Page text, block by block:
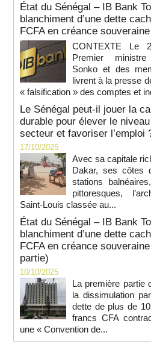
État du Sénégal – IB Bank
blanchiment d’une dette
FCFA en créance
CONTEXTE Le
Premier
Sonko et des
livrent à la presse
« falsification » des comptes et
Le Sénégal peut-il jouer la
durable pour élever le
secteur et favoriser l’emploi
17/10/2025
Avec sa capitale
Dakar, ses côtes
stations
pittoresques,
Saint-Louis classée au...
État du Sénégal – IB Bank
blanchiment d’une dette
FCFA en créance
partie)
10/10/2025
La première partie
la dissimulation
dette de plus de
francs CFA
une « Convention de...